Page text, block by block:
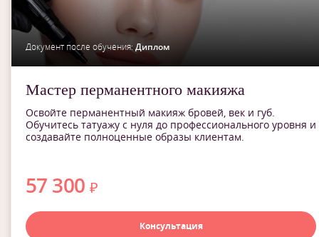
Документ после обучения:Диплом
Мастер перманентного макияжа
Освойте перманентный макияж бровей, век и губ.
Обучитесь татуажу с нуля до профессионального уровня и
создавайте полноценные образы клиентам.
57 300₽
Консультация